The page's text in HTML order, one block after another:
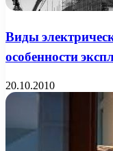
Виды
особенности
20.10.2010